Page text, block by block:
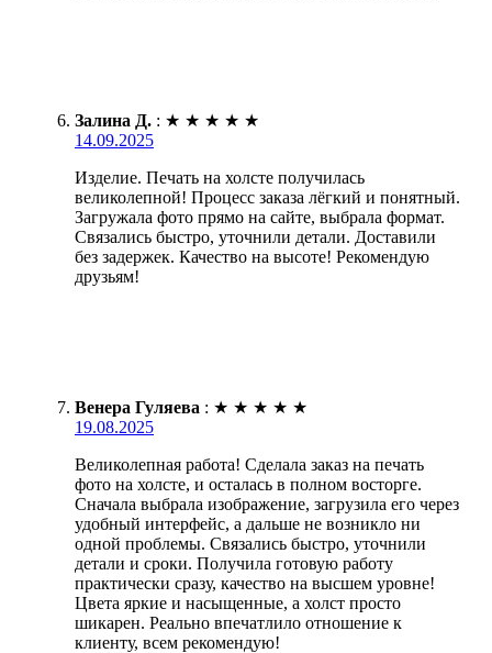
Залина Д. : ★ ★ ★ ★ ★
14.09.2025
Изделие. Печать на холсте получилась
великолепной! Процесс заказа лёгкий и понятный.
Загружала фото прямо на сайте, выбрала формат.
Связались быстро, уточнили детали. Доставили
без задержек. Качество на высоте! Рекомендую
друзьям!
Венера Гуляева : ★ ★ ★ ★ ★
19.08.2025
Великолепная работа! Сделала заказ на печать
фото на холсте, и осталась в полном восторге.
Сначала выбрала изображение, загрузила его через
удобный интерфейс, а дальше не возникло ни
одной проблемы. Связались быстро, уточнили
детали и сроки. Получила готовую работу
практически сразу, качество на высшем уровне!
Цвета яркие и насыщенные, а холст просто
шикарен. Реально впечатлило отношение к
клиенту, всем рекомендую!